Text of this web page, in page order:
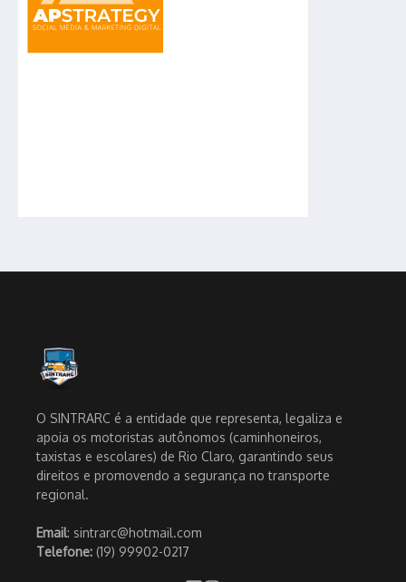
O SINTRARC é a entidade que representa, legaliza e
apoia os motoristas autônomos (caminhoneiros,
taxistas e escolares) de Rio Claro, garantindo seus
direitos e promovendo a segurança no transporte
regional.
Email: sintrarc@hotmail.com
Telefone: (19) 99902-0217